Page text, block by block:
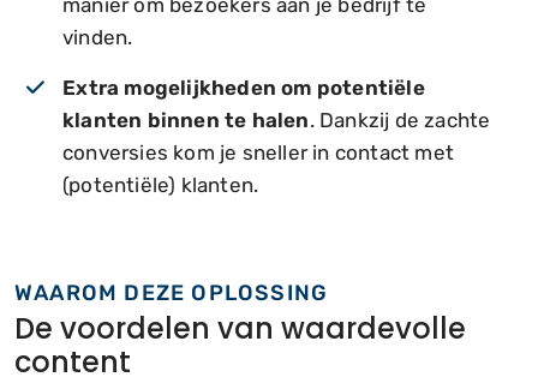
vinden.
Extra mogelijkheden om potentiële
klanten binnen te halen. Dankzij de zachte
conversies kom je sneller in contact met
(potentiële) klanten.
WAAROM DEZE OPLOSSING
De voordelen van waardevolle
content